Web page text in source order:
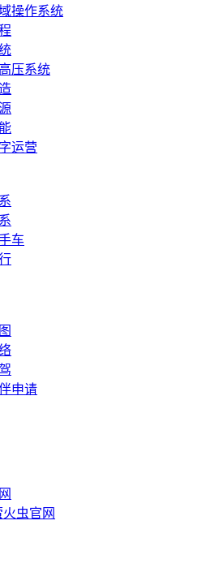
操作系统
压系统
运营
车
申请
虫官网